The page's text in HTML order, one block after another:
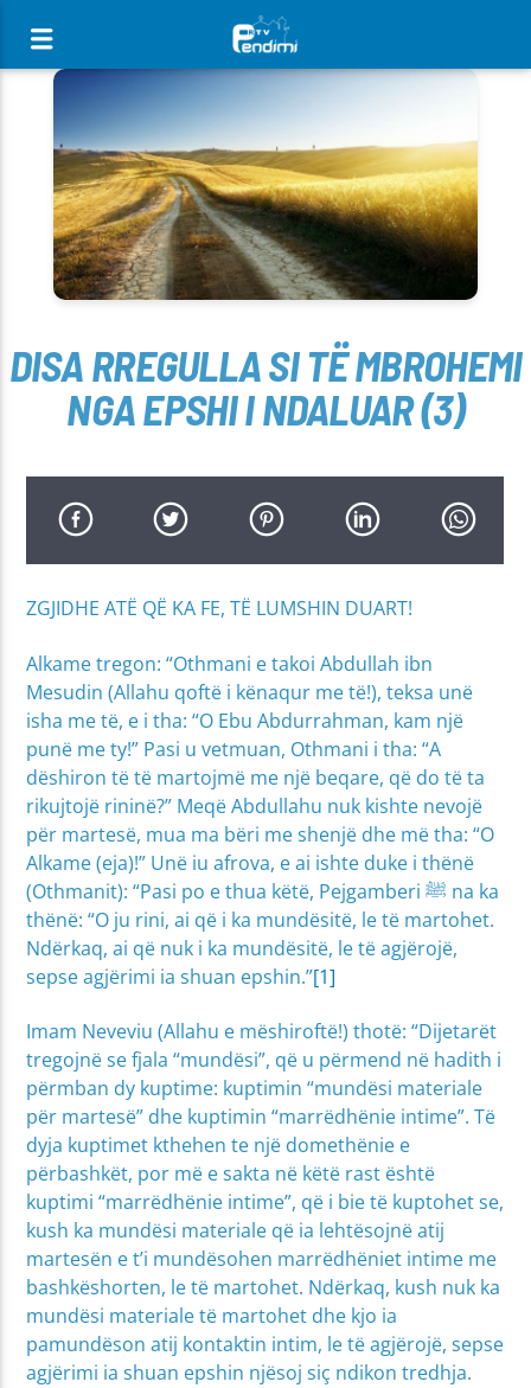
[There are no radio stations in the database]
DISA RREGULLA SI TË MBROHEMI
NGA EPSHI I NDALUAR (3)
ZGJIDHE ATË QË KA FE, TË LUMSHIN DUART!
Alkame tregon: “Othmani e takoi Abdullah ibn
Mesudin (Allahu qoftë i kënaqur me të!), teksa unë
isha me të, e i tha: “O Ebu Abdurrahman, kam një
punë me ty!” Pasi u vetmuan, Othmani i tha: “A
dëshiron të të martojmë me një beqare, që do të ta
rikujtojë rininë?” Meqë Abdullahu nuk kishte nevojë
për martesë, mua ma bëri me shenjë dhe më tha: “O
Alkame (eja)!” Unë iu afrova, e ai ishte duke i thënë
(Othmanit): “Pasi po e thua këtë, Pejgamberi ﷺ na ka
thënë: “O ju rini, ai që i ka mundësitë, le të martohet.
Ndërkaq, ai që nuk i ka mundësitë, le të agjërojë,
sepse agjërimi ia shuan epshin.”[1]
Imam Neveviu (Allahu e mëshiroftë!) thotë: “Dijetarët
tregojnë se fjala “mundësi”, që u përmend në hadith i
përmban dy kuptime: kuptimin “mundësi materiale
për martesë” dhe kuptimin “marrëdhënie intime”. Të
dyja kuptimet kthehen te një domethënie e
përbashkët, por më e sakta në këtë rast është
kuptimi “marrëdhënie intime”, që i bie të kuptohet se,
kush ka mundësi materiale që ia lehtësojnë atij
martesën e t’i mundësohen marrëdhëniet intime me
bashkëshorten, le të martohet. Ndërkaq, kush nuk ka
mundësi materiale të martohet dhe kjo ia
pamundëson atij kontaktin intim, le të agjërojë, sepse
agjërimi ia shuan epshin njësoj siç ndikon tredhja.